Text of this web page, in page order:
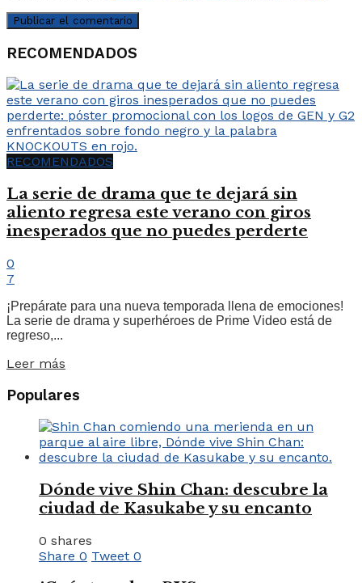
RECOMENDADOS
RECOMENDADOS
La serie de drama que te dejará sin
aliento regresa este verano con giros
inesperados que no puedes perderte
0
7
¡Prepárate para una nueva temporada llena de emociones!
La serie de drama y superhéroes de Prime Video está de
regreso,...
Leer más
Populares
Dónde vive Shin Chan: descubre la
ciudad de Kasukabe y su encanto
0 shares
Share 0 Tweet 0